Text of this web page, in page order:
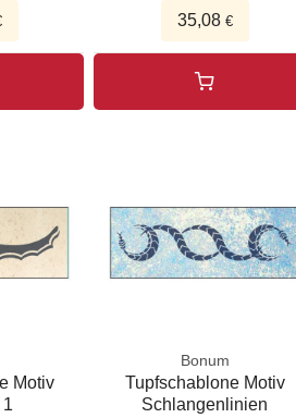
35,08€
Motiv
Bonum
Tupfschablone Motiv
Schlangenlinien